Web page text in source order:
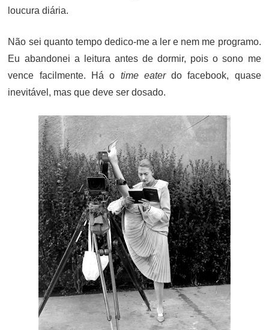
loucura diária.
Não sei quanto tempo dedico-me a ler e nem me programo.
Eu abandonei a leitura antes de dormir, pois o sono me
vence facilmente. Há o time eaterdo facebook, quase
inevitável, mas que deve ser dosado.